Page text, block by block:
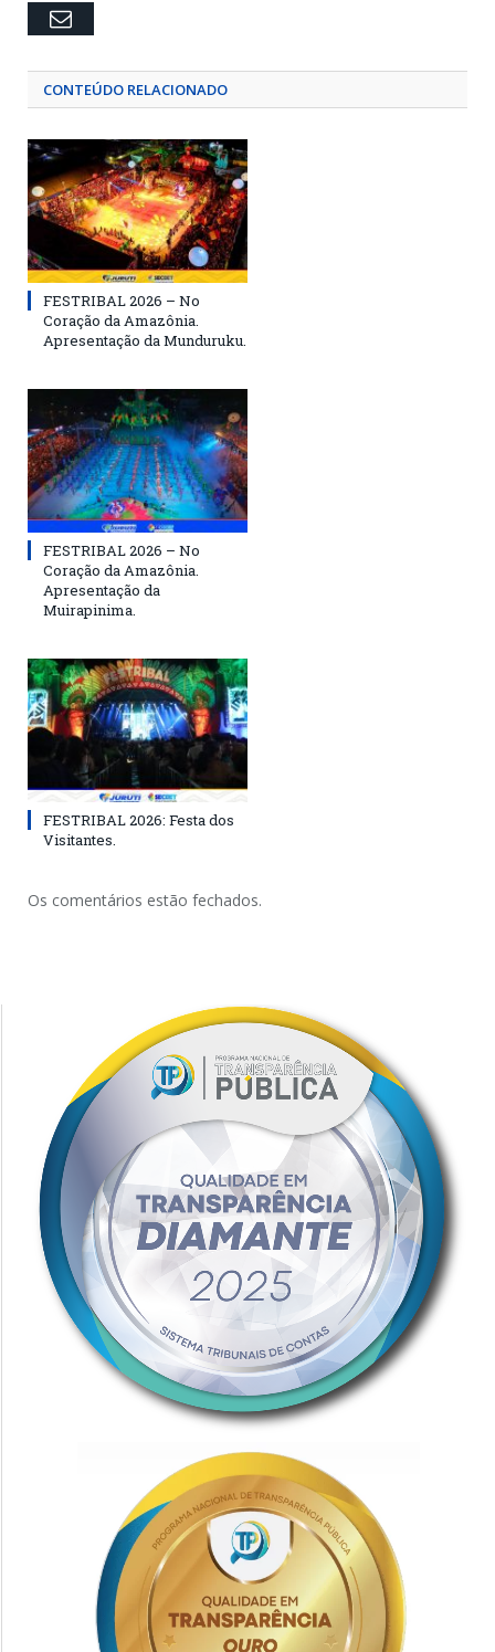
Email
CONTEÚDO RELACIONADO
FESTRIBAL 2026 – No
Coração da Amazônia.
Apresentação da Munduruku.
FESTRIBAL 2026 – No
Coração da Amazônia.
Apresentação da
Muirapinima.
FESTRIBAL 2026: Festa dos
Visitantes.
Os comentários estão fechados.